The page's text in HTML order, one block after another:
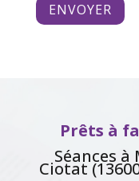
ENVOYER
Prêts à
Séances à
Ciotat